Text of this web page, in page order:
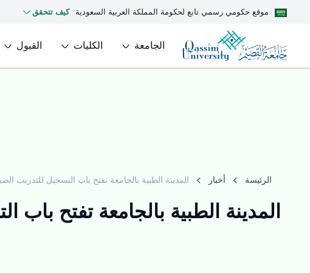
موقع حكومي رسمي تابع لحكومة المملكة العربية السعودية كيف تتحقق
الجامعة الكليات القبول
الرئيسة أخبار المدينة الطبية بالجامعة تفتح باب التسجيل للتدريب الصيفي
المدينة الطبية بالجامعة تفتح باب